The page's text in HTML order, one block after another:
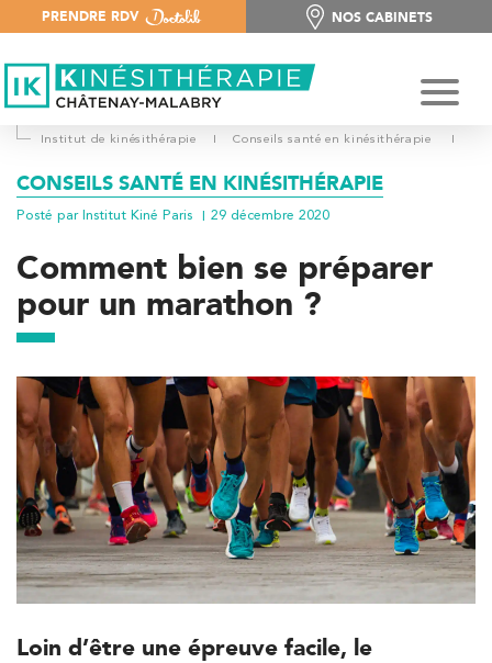
PRENDRE RDV
NOS CABINETS
NOS CABINETS
Institut de kinésithérapie I Conseils santé en kinésithérapie I
CONSEILS SANTÉ EN KINÉSITHÉRAPIE
Posté par Institut Kiné Paris 29 décembre 2020
Comment bien se préparer
pour un marathon ?
Loin d’être une épreuve facile, le